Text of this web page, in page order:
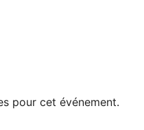
pour cet événement.